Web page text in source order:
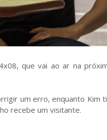
que vai ao ar na
um erro, enquanto Kim
recebe um visitante.